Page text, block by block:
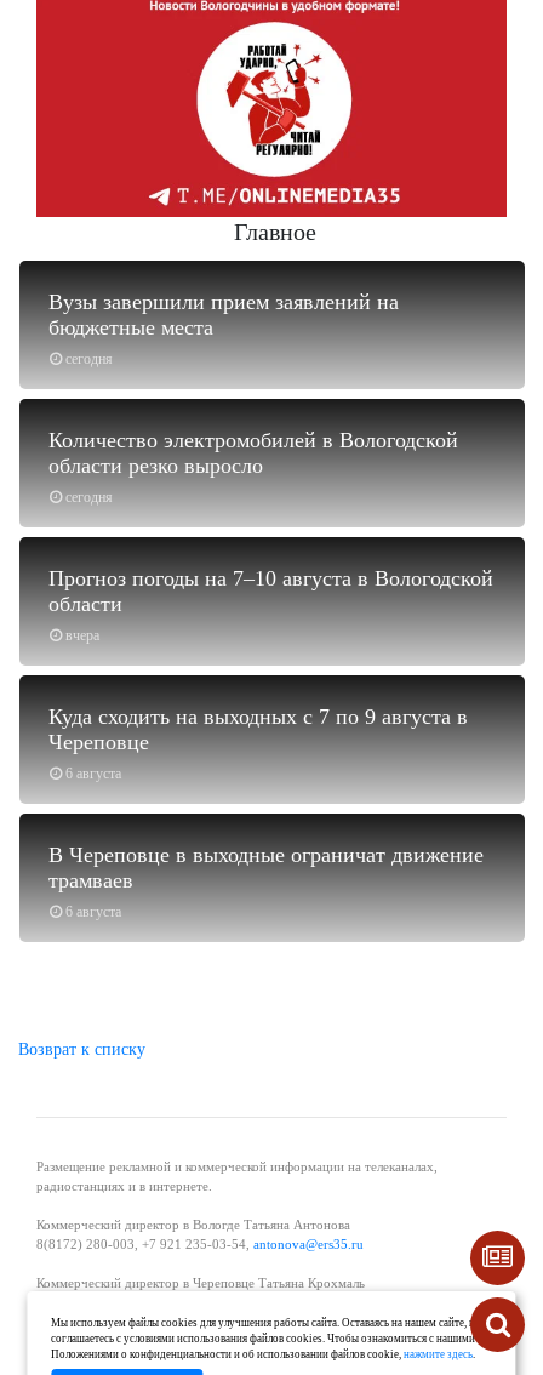
Главное
сегодня
Вузы завершили прием заявлений на
бюджетные места
сегодня
Количество электромобилей в Вологодской
области резко выросло
вчера
Прогноз погоды на 7–10 августа в Вологодской
области
6 августа
Куда сходить на выходных с 7 по 9 августа в
Череповце
6 августа
В Череповце в выходные ограничат движение
трамваев
Возврат к списку
Размещение рекламной и коммерческой информации на телеканалах,
радиостанциях и в интернете.
Коммерческий директор в Вологде Татьяна Антонова
8(8172) 280-003, +7 921 235-03-54, antonova@ers35.ru
Коммерческий директор в Череповце Татьяна Крохмаль
Начальник отдела рекламы в Великом Устюге Екатерина Вьюжанина 8(81738)
2-04-44, +7 921 125-06-40,katrinv81@mail.ru
Мы используем файлы cookies для улучшения работы сайта. Оставаясь на нашем сайте, вы
соглашаетесь с условиями использования файлов cookies. Чтобы ознакомиться с нашими
Положениями о конфиденциальности и об использовании файлов cookie,нажмите здесь.